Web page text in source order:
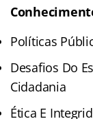
Políticas
Desafios Do
Cidadania
Ética E